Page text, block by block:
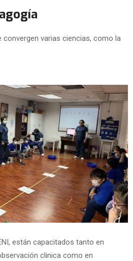
convergen varias ciencias, como la
están capacitados tanto en
clinica como en